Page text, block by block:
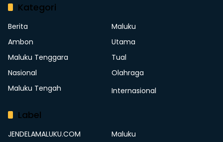
Kategori
Berita
Maluku
Ambon
Utama
Maluku Tenggara
Tual
Nasional
Olahraga
Maluku Tengah
Internasional
Label
JENDELAMALUKU.COM
Maluku